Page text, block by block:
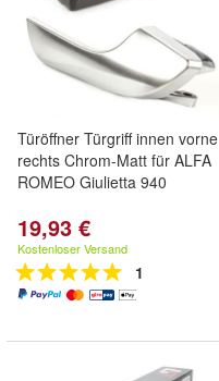
Türöffner Türgriff innen vorne
rechts Chrom-Matt für ALFA
ROMEO Giulietta 940
19,93 €
Kostenloser Versand
1